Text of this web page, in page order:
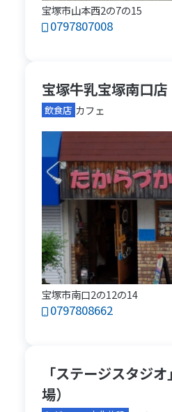
宝塚市山本西2の7の15
0797807008
宝塚牛乳宝塚南口店
飲食店 カフェ
宝塚市南口2の12の14
0797808662
「ステージスタジ
場）